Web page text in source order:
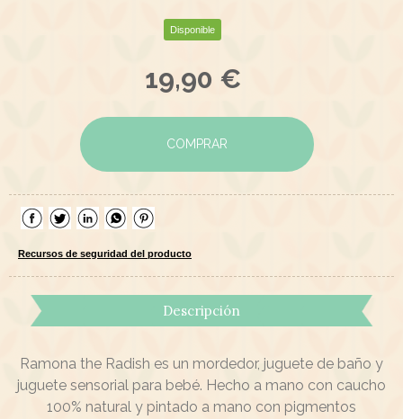
Disponible
19,90 €
COMPRAR
Recursos de seguridad del producto
Descripción
Ramona the Radish es un mordedor, juguete de baño y
juguete sensorial para bebé. Hecho a mano con caucho
100% natural y pintado a mano con pigmentos